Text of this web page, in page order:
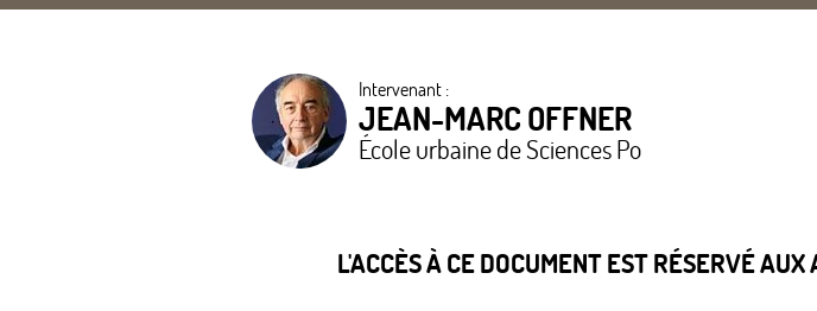
Intervenant :
JEAN-MARC OFFNER
École urbaine de Sciences Po
L'ACCÈS À CE DOCUMENT EST RÉSERVÉ